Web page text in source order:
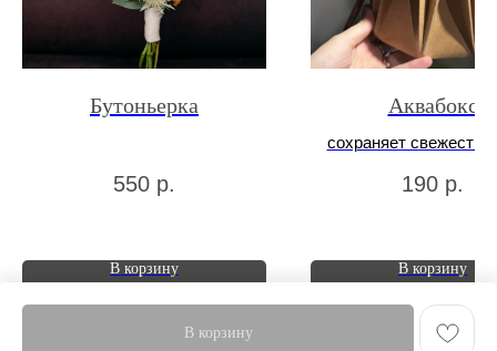
В корзину
Бутоньерка
550 р.
В корзину
Аквабокс
сохраняет свежесть
190 р.
В корзину